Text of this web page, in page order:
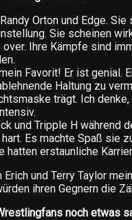
Orton und Edge. Sie
Sie scheinen
Ihre Kämpfe sind
Favorit! Er ist genial.
Haltung zu
trägt. Ich
und Tripple H während
Es machte Spaß sie
hatten erstaunliche
und Terry Taylor
ihren Gegnern die
noch etwas